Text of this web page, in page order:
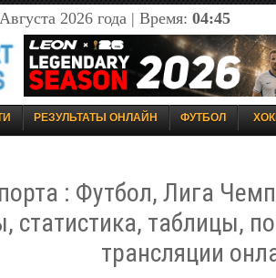
2026 года | Время: 04:45
РЕЗУЛЬТАТЫ ОНЛАЙН ФУТБОЛ
: Футбол, Лига
статистика, таблицы,
трансляции